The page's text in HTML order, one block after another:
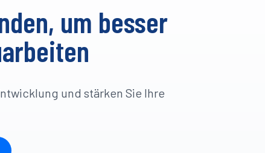
um besser
und stärken Sie Ihre